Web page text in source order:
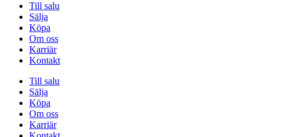
Till salu
Sälja
Köpa
Om oss
Karriär
Kontakt
Till salu
Sälja
Köpa
Om oss
Karriär